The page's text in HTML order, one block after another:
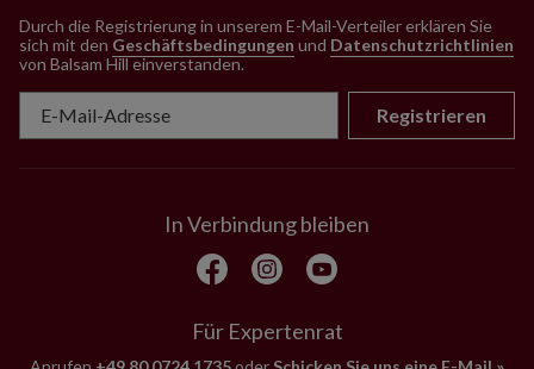
Durch die Registrierung in unserem E-Mail-Verteiler erklären Sie
sich mit den Geschäftsbedingungen und Datenschutzrichtlinien
von Balsam Hill einverstanden.
Registrieren
In Verbindung bleiben
Für Expertenrat